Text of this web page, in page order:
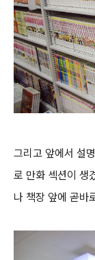
그리고 앞에서 설
로 만화 섹션이 생
나 책장 앞에 곧바